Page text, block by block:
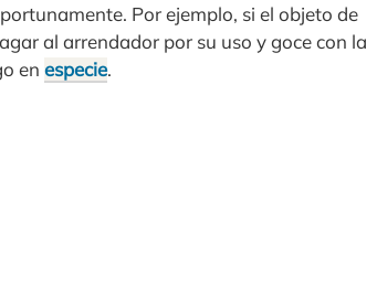
Por ejemplo, si el objeto de
al arrendador por su uso y goce con la
en especie.